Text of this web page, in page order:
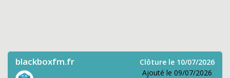
blackboxfm.fr
Clôture le 10/07/2026
Ajouté le 09/07/2026